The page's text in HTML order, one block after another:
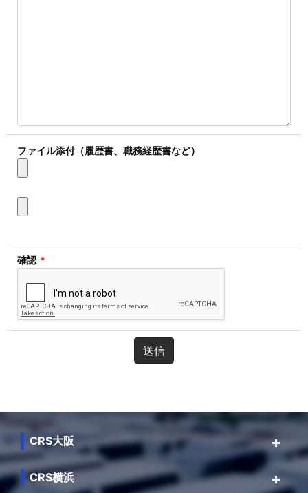
ファイル添付（履歴書、職務経歴書など）
確認 *
CRS大阪
CRS横浜